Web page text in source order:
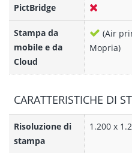
PictBridge
Stampa da
mobile e da
Cloud
(Air
Mopria)
CARATTERISTICHE DI
Risoluzione di
stampa
1.200 x